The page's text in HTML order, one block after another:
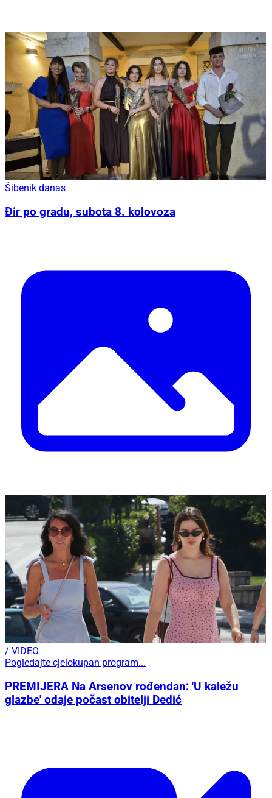
Šibenik danas
Đir po gradu, subota 8. kolovoza
/ VIDEO
Pogledajte cjelokupan program...
PREMIJERA Na Arsenov rođendan: 'U kaležu
glazbe' odaje počast obitelji Dedić